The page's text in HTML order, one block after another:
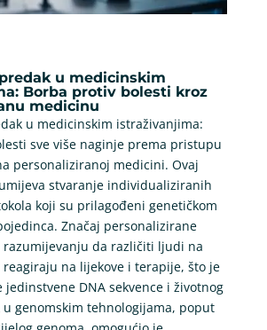
u medicinskim
Borba protiv bolesti kroz
medicinu
u medicinskim istraživanjima:
sve više naginje prema pristupu
personaliziranoj medicini. Ovaj
stvaranje individualiziranih
koji su prilagođeni genetičkom
Značaj personalizirane
razumijevanju da različiti ljudi na
na lijekove i terapije, što je
DNA sekvence i životnog
genomskim tehnologijama, poput